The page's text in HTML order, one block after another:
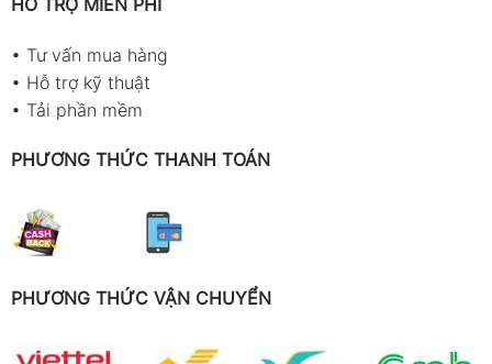
HỖ TRỢ MIỄN PHÍ
• Tư vấn mua hàng
• Hỗ trợ kỹ thuật
• Tải phần mềm
PHƯƠNG THỨC THANH TOÁN
PHƯƠNG THỨC VẬN CHUYỂN